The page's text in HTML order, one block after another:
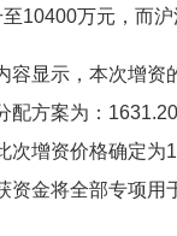
10400万元，而
容显示，本次增资
配方案为：
次增资价格确定为
资金将全部专项用